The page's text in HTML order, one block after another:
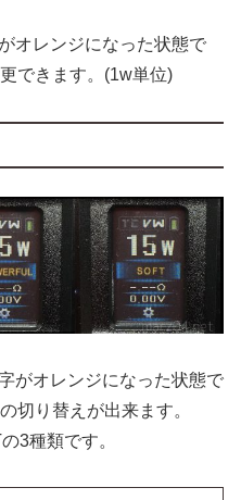
オレンジになった状態で
できます。(1w単位)
がオレンジになった状態で
切り替えが出来ます。
3種類です。